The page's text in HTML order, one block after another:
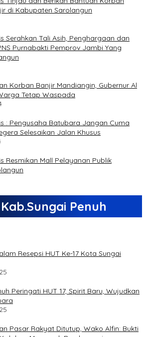
di Kabupaten Sarolangun
Serahkan Tali Asih, Penghargaan dan
Purnabakti Pemprov Jambi Yang
Korban Banjir Mandiangin, Gubernur Al
Tetap Waspada
: Pengusaha Batubara Jangan Cuma
Selesaikan Jalan Khusus
Resmikan Mall Pelayanan Publik
Penuh
Resepsi HUT Ke-17 Kota Sungai
Peringati HUT 17, Spirit Baru, Wujudkan
Pasar Rakyat Ditutup, Wako Alfin: Bukti